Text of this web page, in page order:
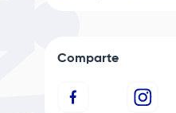
Comparte